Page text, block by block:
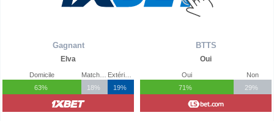
Gagnant
Elva
Domicile
63%
18%
19%
BTTS
Oui
Oui
71%
Non
29%